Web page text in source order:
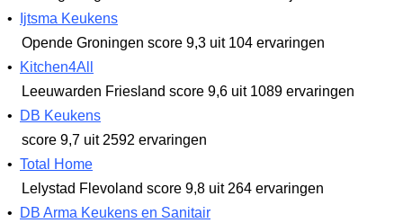
•
Ijtsma Keukens
Opende Groningen score 9,3 uit 104 ervaringen
•
Kitchen4All
Leeuwarden Friesland score 9,6 uit 1089 ervaringen
•
DB Keukens
score 9,7 uit 2592 ervaringen
• Total Home
Lelystad Flevoland score 9,8 uit 264 ervaringen
•
DB Arma Keukens en Sanitair